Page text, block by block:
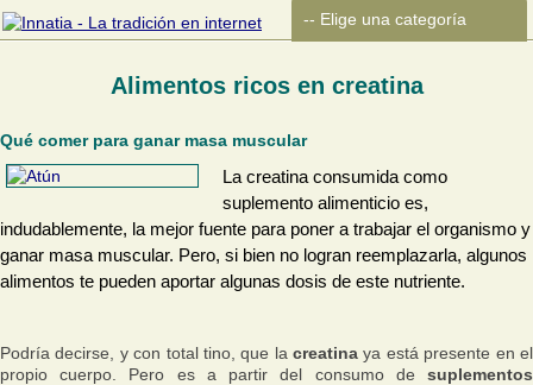
Alimentos ricos en creatina
Qué comer para ganar masa muscular
La creatina consumida como
suplemento alimenticio es,
indudablemente, la mejor fuente para poner a trabajar el organismo y
ganar masa muscular. Pero, si bien no logran reemplazarla, algunos
alimentos te pueden aportar algunas dosis de este nutriente.
Podría decirse, y con total tino, que lacreatina ya está presente en el
propio cuerpo. Pero es a partir del consumo de suplementos